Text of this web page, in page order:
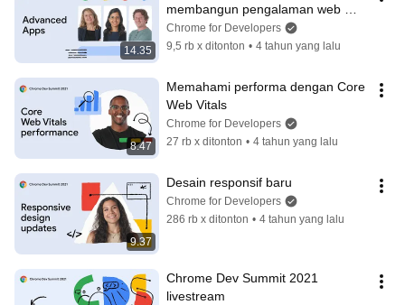
14.35
membangun pengalaman web
yang inovatif
Chrome for Developers
9,5 rb x ditonton • 4 tahun yang lalu
8.47
Memahami performa dengan Core
Web Vitals
Chrome for Developers
27 rb x ditonton • 4 tahun yang lalu
9.37
Desain responsif baru
Chrome for Developers
286 rb x ditonton • 4 tahun yang lalu
Chrome Dev Summit 2021
livestream